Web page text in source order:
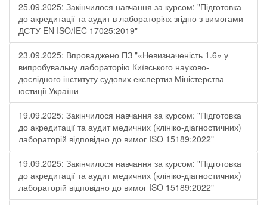
25.09.2025: Закінчилося навчання за курсом: "Підготовка
до акредитації та аудит в лабораторіях згідно з вимогами
ДСТУ EN ISO/IEC 17025:2019"
23.09.2025: Впроваджено ПЗ "«Невизначеність 1.6» у
випробувальну лабораторію Київського науково-
дослідного інституту судових експертиз Міністерства
юстиції України
19.09.2025: Закінчилося навчання за курсом: "Підготовка
до акредитації та аудит медичних (клініко-діагностичних)
лабораторій відповідно до вимог ISO 15189:2022"
19.09.2025: Закінчилося навчання за курсом: "Підготовка
до акредитації та аудит медичних (клініко-діагностичних)
лабораторій відповідно до вимог ISO 15189:2022"